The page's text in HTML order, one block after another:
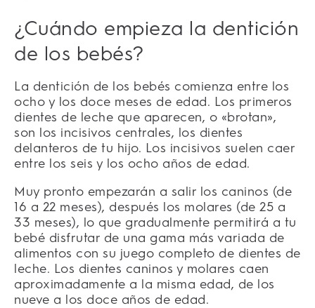
¿Cuándo empieza la dentición
de los bebés?
La dentición de los bebés comienza entre los
ocho y los doce meses de edad. Los primeros
dientes de leche que aparecen, o «brotan»,
son los incisivos centrales, los dientes
delanteros de tu hijo. Los incisivos suelen caer
entre los seis y los ocho años de edad.
Muy pronto empezarán a salir los caninos (de
16 a 22 meses), después los molares (de 25 a
33 meses), lo que gradualmente permitirá a tu
bebé disfrutar de una gama más variada de
alimentos con su juego completo de dientes de
leche. Los dientes caninos y molares caen
aproximadamente a la misma edad, de los
nueve a los doce años de edad.